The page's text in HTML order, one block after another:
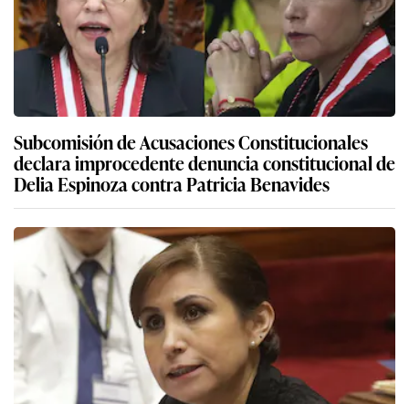
Subcomisión de Acusaciones Constitucionales
declara improcedente denuncia constitucional de
Delia Espinoza contra Patricia Benavides